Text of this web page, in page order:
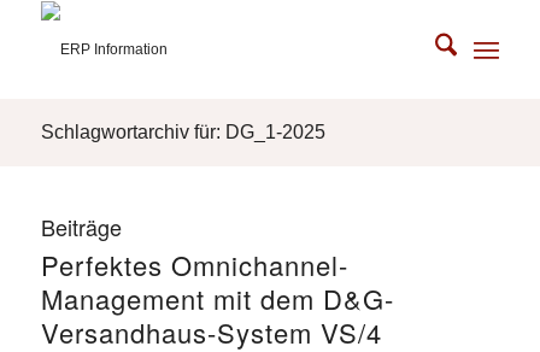
Schlagwortarchiv für: DG_1-2025
Beiträge
Perfektes Omnichannel-
Management mit dem D&G-
Versandhaus-System VS/4